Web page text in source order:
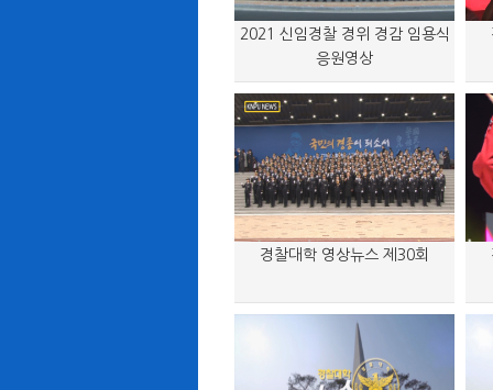
2021 신임경찰 경위 경감 임용식
응원영상
경찰대학 영상뉴스 제30회